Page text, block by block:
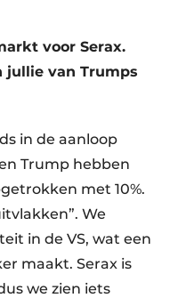
voor Serax.
jullie van Trumps
in de aanloop
Trump hebben
met 10%.
We
in de VS, wat een
maakt. Serax is
we zien iets